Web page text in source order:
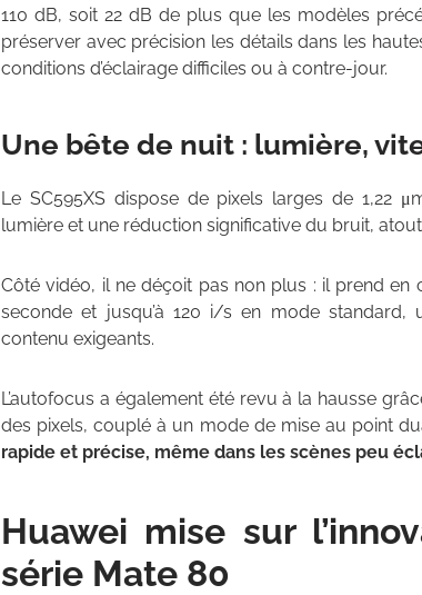
110 dB, soit 22 dB de plus que les modèles
préserver avec précision les détails dans les
conditions d’éclairage difficiles ou à contre-jour.
Une bête de nuit : lumière,
Le SC595XS dispose de pixels larges de 1,22
lumière et une réduction significative du bruit,
Côté vidéo, il ne déçoit pas non plus : il prend en
seconde et jusqu’à 120 i/s en mode
contenu exigeants.
L’autofocus a également été revu à la hausse
des pixels, couplé à un mode de mise au point
rapide et précise, même dans les scènes peu
Huawei mise sur
série Mate 80